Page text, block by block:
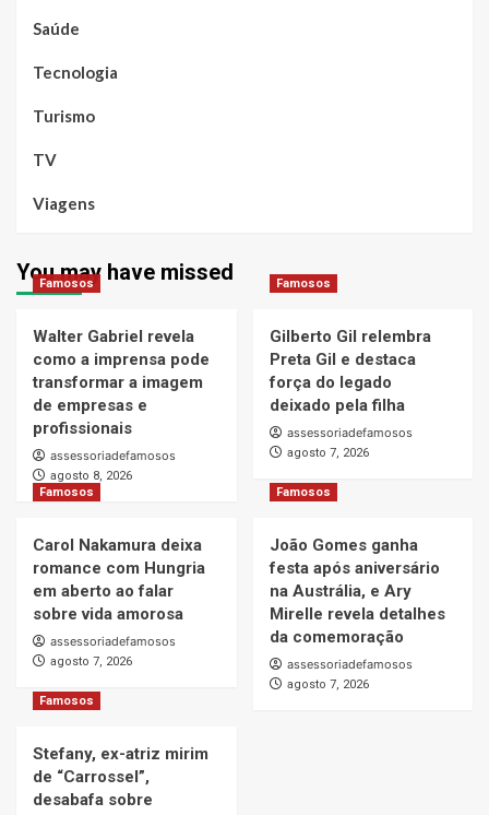
Saúde
Tecnologia
Turismo
TV
Viagens
You may have missed
Famosos
Walter Gabriel revela
como a imprensa pode
transformar a imagem
de empresas e
profissionais
assessoriadefamosos
agosto 8, 2026
Famosos
Gilberto Gil relembra
Preta Gil e destaca
força do legado
deixado pela filha
assessoriadefamosos
agosto 7, 2026
Famosos
Carol Nakamura deixa
romance com Hungria
em aberto ao falar
sobre vida amorosa
assessoriadefamosos
agosto 7, 2026
Famosos
João Gomes ganha
festa após aniversário
na Austrália, e Ary
Mirelle revela detalhes
da comemoração
assessoriadefamosos
agosto 7, 2026
Famosos
Stefany, ex-atriz mirim
de “Carrossel”,
desabafa sobre